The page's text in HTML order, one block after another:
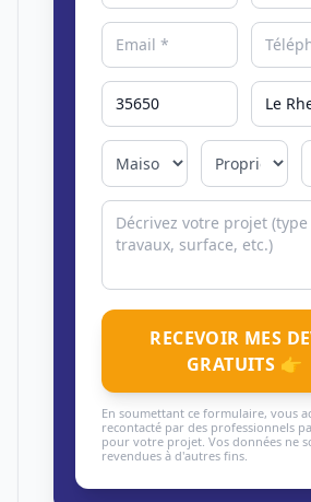
RECEVOIR MES
GRATUITS 👉
En soumettant ce formulaire, vous
recontacté par des professionnels
pour votre projet. Vos données ne
revendues à d'autres fins.